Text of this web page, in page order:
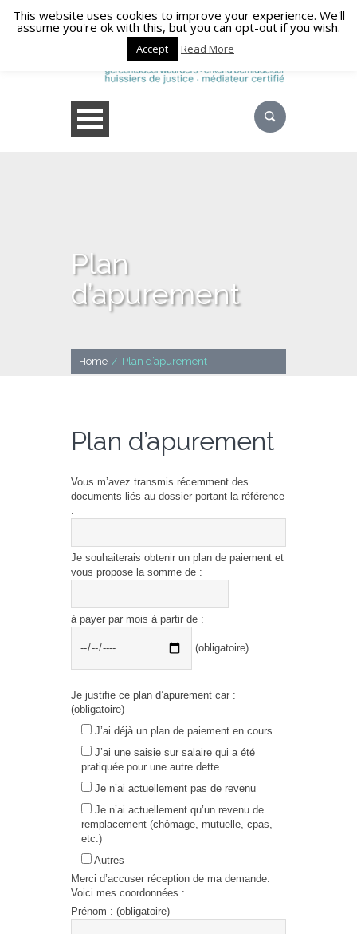
Plan
d’apurement
Home / Plan d’apurement
Plan d’apurement
Vous m’avez transmis récemment des
documents liés au dossier portant la référence
:
Je souhaiterais obtenir un plan de paiement et
vous propose la somme de :
à payer par mois à partir de :
(obligatoire)
Je justifie ce plan d’apurement car :
(obligatoire)
J’ai déjà un plan de paiement en cours
J’ai une saisie sur salaire qui a été
pratiquée pour une autre dette
Je n’ai actuellement pas de revenu
Je n’ai actuellement qu’un revenu de
remplacement (chômage, mutuelle, cpas,
etc.)
Autres
Merci d’accuser réception de ma demande.
Voici mes coordonnées :
Prénom : (obligatoire)
This website uses cookies to improve your experience. We'll
assume you're ok with this, but you can opt-out if you wish.
Accept Read More